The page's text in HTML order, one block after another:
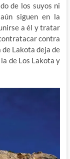
de los suyos ni
siguen en la
a él y tratar
contra
Lakota deja de
de Los Lakota y